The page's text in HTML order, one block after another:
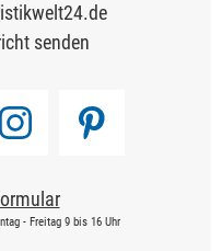
senden
- Freitag 9 bis 16 Uhr